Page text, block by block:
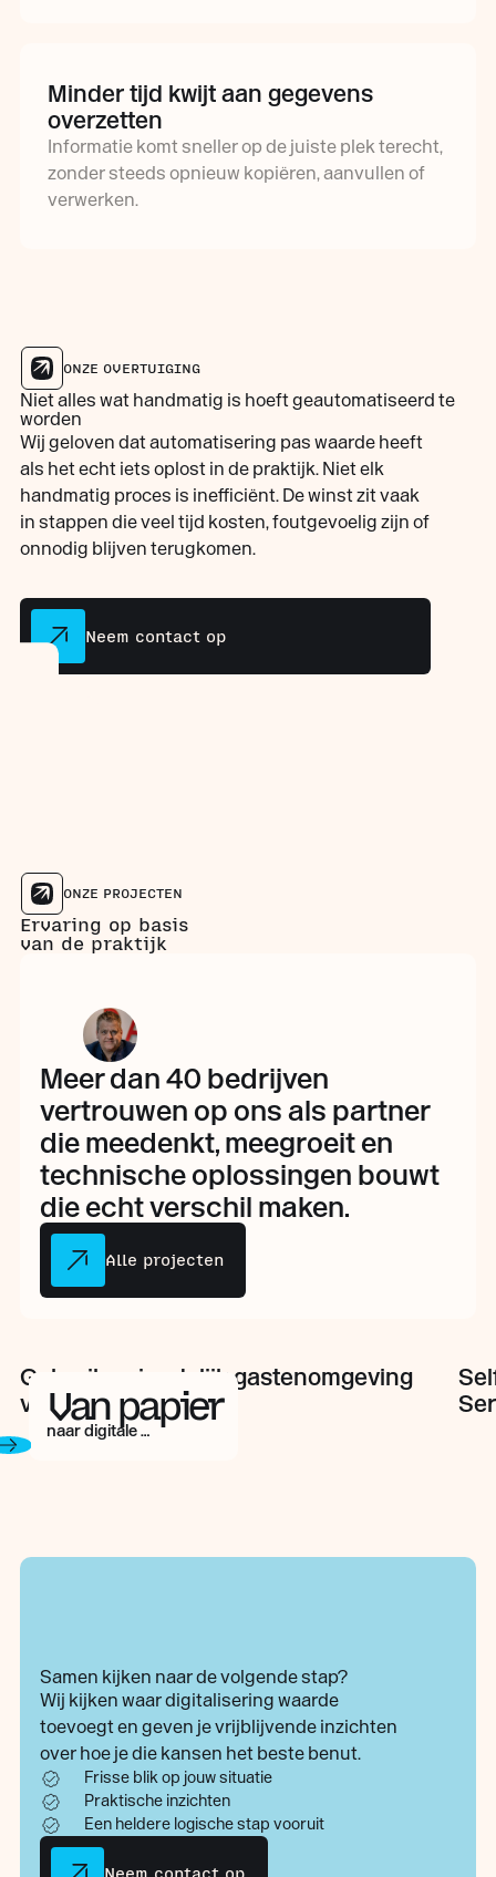
Minder tijd kwijt aan gegevens
overzetten
Informatie komt sneller op de juiste plek terecht,
zonder steeds opnieuw kopiëren, aanvullen of
verwerken.
ONZE OVERTUIGING
Niet alles wat handmatig is hoeft geautomatiseerd te
worden
Wij geloven dat automatisering pas waarde heeft
als het echt iets oplost in de praktijk. Niet elk
handmatig proces is inefficiënt. De winst zit vaak
in stappen die veel tijd kosten, foutgevoelig zijn of
onnodig blijven terugkomen.
Neem contact op
ONZE PROJECTEN
Ervaring op basis
van de praktijk
Meer dan 40 bedrijven
vertrouwen op ons als partner
die meedenkt, meegroeit en
technische oplossingen bouwt
die echt verschil maken.
Alle projecten
Van papier
naar digitale omgeving
Gebruiksvriendelijk gastenomgeving
voor recreatiepark
Samen kijken naar de volgende stap?
Wij kijken waar digitalisering waarde
toevoegt en geven je vrijblijvende inzichten
over hoe je die kansen het beste benut.
Frisse blik op jouw situatie
Praktische inzichten
Een heldere logische stap vooruit